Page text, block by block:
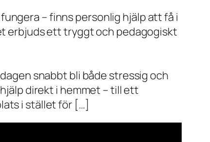
– finns personlig hjälp att få i
erbjuds ett tryggt och pedagogiskt
snabbt bli både stressig och
direkt i hemmet – till ett
i stället för […]